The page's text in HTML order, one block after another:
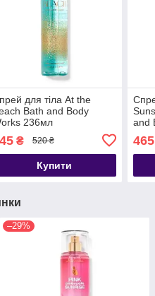
для тіла At the
Bath and Body
236мл
₴ 520 ₴
Купити
and
465
–29%